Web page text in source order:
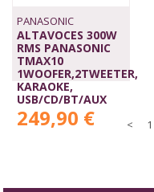
PANASONIC
ALTAVOCES 300W
RMS PANASONIC
TMAX10
1WOOFER,2TWEETER,
KARAOKE,
USB/CD/BT/AUX
249,90 € < 1